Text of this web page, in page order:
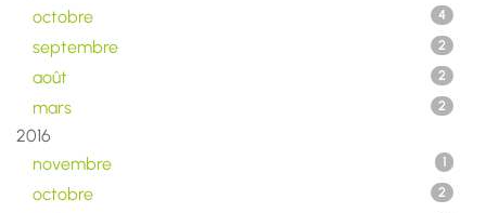
octobre
4
septembre 2
août 2
mars 2
2016
novembre
1
octobre 2